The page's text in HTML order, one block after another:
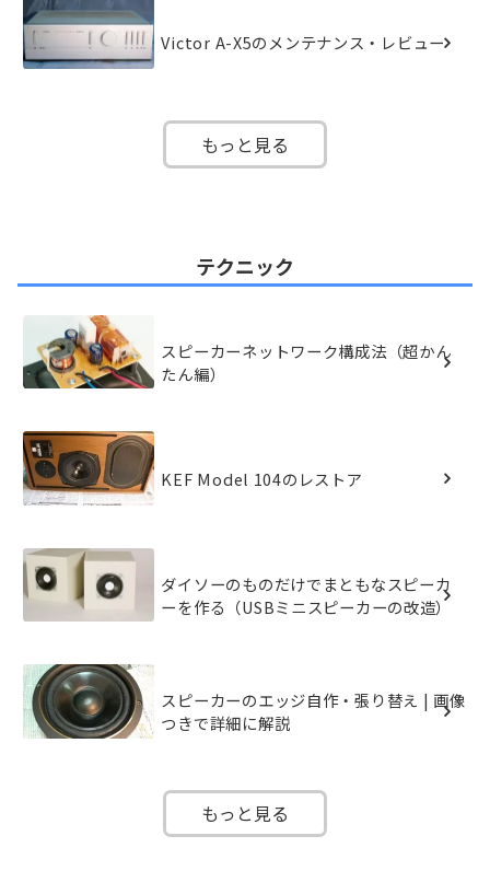
Victor A-X5のメンテナンス・レビュー
もっと見る
テクニック
スピーカーネットワーク構成法（超かん
たん編）
KEF Model 104のレストア
ダイソーのものだけでまともなスピーカ
ーを作る（USBミニスピーカーの改造）
スピーカーのエッジ自作・張り替え | 画像
つきで詳細に解説
もっと見る